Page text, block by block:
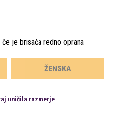
je brisača redno oprana
ŽENSKA
uničila razmerje